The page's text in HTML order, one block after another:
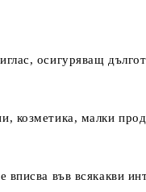
осигуряващ
козметика, малки
във всякакви